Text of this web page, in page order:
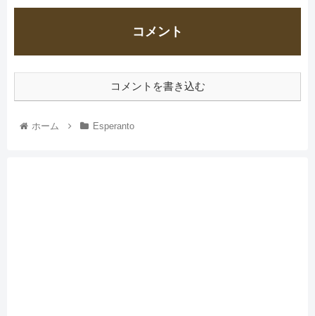
コメント
コメントを書き込む
ホーム Esperanto